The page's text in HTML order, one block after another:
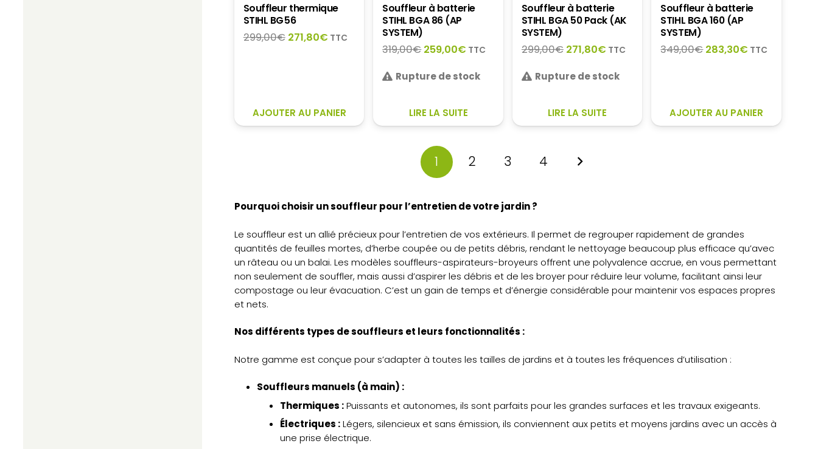
Souffleur thermique
STIHL BG 56
299,00€ Le
271,80€Le
TTC
AJOUTER AU PANIER
Souffleur à batterie
STIHL BGA 86 (AP
SYSTEM)
319,00€ Le
initial
259,00€ Le
actuel
TTC
Rupture de stock
LIRE LA SUITE
Souffleur à batterie
STIHL BGA 50 Pack (AK
SYSTEM)
299,00€ Le
initial
271,80€Le
actuel
TTC
Rupture de stock
LIRE LA SUITE
Souffleur à batterie
STIHL BGA 160 (AP
SYSTEM)
349,00€Le
283,30€ Le
TTC
AJOUTER AU PANIER
1 2 3 4
Pourquoi choisir un souffleur pour l’entretien de votre jardin ?
Le souffleur est un allié précieux pour l’entretien de vos extérieurs. Il permet de regrouper rapidement de grandes
quantités de feuilles mortes, d’herbe coupée ou de petits débris, rendant le nettoyage beaucoup plus efficace qu’avec
un râteau ou un balai. Les modèles souffleurs-aspirateurs-broyeurs offrent une polyvalence accrue, en vous permettant
non seulement de souffler, mais aussi d’aspirer les débris et de les broyer pour réduire leur volume, facilitant ainsi leur
compostage ou leur évacuation. C’est un gain de temps et d’énergie considérable pour maintenir vos espaces propres
et nets.
Nos différents types de souffleurs et leurs fonctionnalités :
Notre gamme est conçue pour s’adapter à toutes les tailles de jardins et à toutes les fréquences d’utilisation :
Souffleurs manuels (à main) :
Thermiques :Puissants et autonomes, ils sont parfaits pour les grandes surfaces et les travaux exigeants.
Électriques :Légers, silencieux et sans émission, ils conviennent aux petits et moyens jardins avec un accès à
une prise électrique.